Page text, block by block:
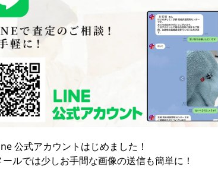
公式アカウントはじめました！
ールでは少しお手間な画像の送信も簡単に！